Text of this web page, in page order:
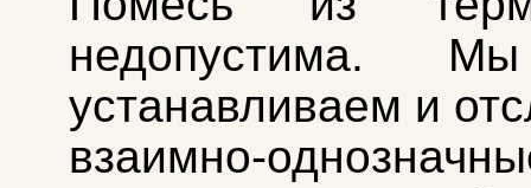
недопустима.
устанавливаем и
взаимно-